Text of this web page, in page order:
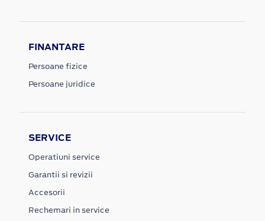
FINANTARE
Persoane fizice
Persoane juridice
SERVICE
Operatiuni service
Garantii si revizii
Accesorii
Rechemari in service